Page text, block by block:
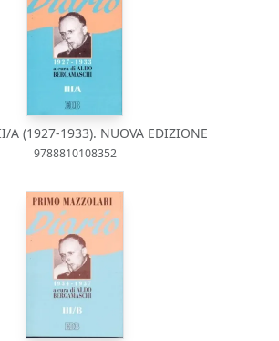
A (1927-1933). NUOVA EDIZIONE
9788810108352